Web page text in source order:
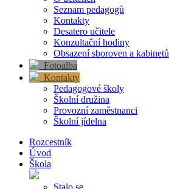
Seznam pedagogů
Kontakty
Desatero učitele
Konzultační hodiny
Obsazení sboroven a kabinetů
Fotoalba
Kontakty
Pedagogové školy
Školní družina
Provozní zaměstnanci
Školní jídelna
Rozcestník
Úvod
Škola
Stalo se